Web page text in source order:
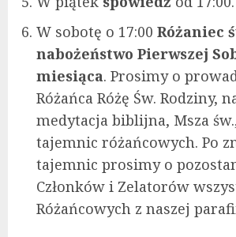
W sobotę o 17:00 Różaniec
nabożeństwo Pierwszej
miesiąca. Prosimy o
Różańca Różę Św. Rodziny,
medytacja biblijna, Msza
tajemnic różańcowych. Po
tajemnic prosimy o
Członków i Zelatorów
Różańcowych z naszej